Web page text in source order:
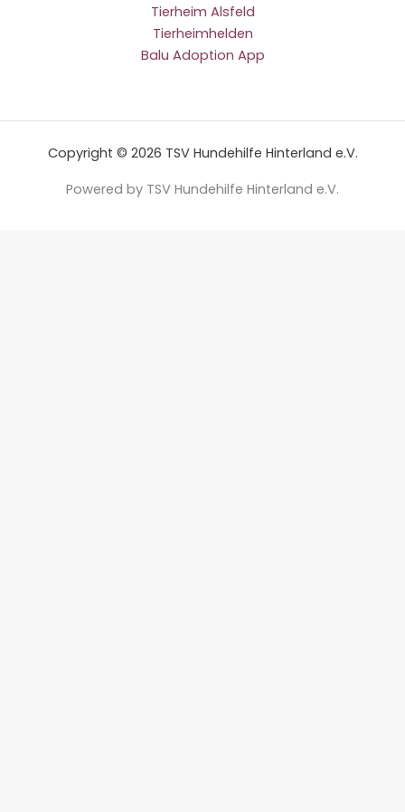
Tierheim Alsfeld
Tierheimhelden
Balu Adoption App
Copyright © 2026 TSV Hundehilfe Hinterland e.V.
Powered by TSV Hundehilfe Hinterland e.V.